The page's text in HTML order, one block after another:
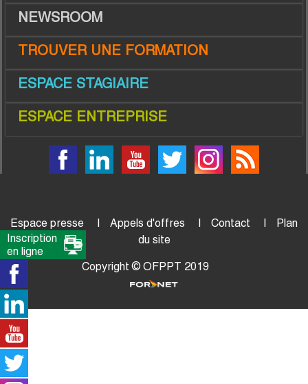
NEWSROOM
TROUVER UNE FORMATION
ESPACE STAGIAIRE
ESPACE ENTREPRISE
Espace presse Appels d'offres Contact
Plan
du site
Copyright © OFPPT 2019
Inscription
en ligne